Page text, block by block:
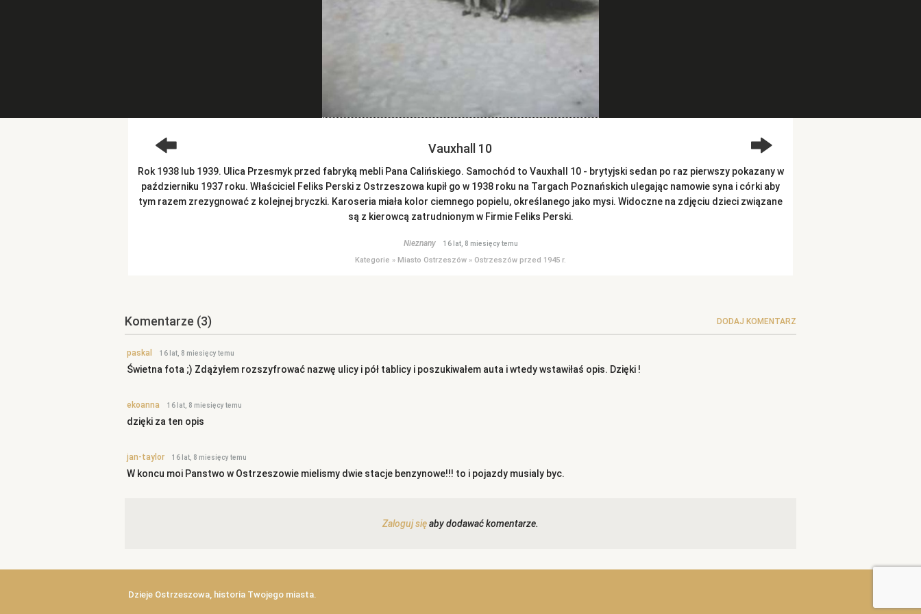
Vauxhall 10
Rok 1938 lub 1939. Ulica Przesmyk przed fabryką mebli Pana Calińskiego. Samochód to Vauxhall 10 - brytyjski sedan po raz pierwszy pokazany w
październiku 1937 roku. Właściciel Feliks Perski z Ostrzeszowa kupił go w 1938 roku na Targach Poznańskich ulegając namowie syna i córki aby
tym razem zrezygnować z kolejnej bryczki. Karoseria miała kolor ciemnego popielu, określanego jako mysi. Widoczne na zdjęciu dzieci związane
są z kierowcą zatrudnionym w Firmie Feliks Perski.
Nieznany 16 lat, 8 miesięcy temu
Kategorie » Miasto Ostrzeszów » Ostrzeszów przed 1945 r.
Komentarze (3) DODAJ KOMENTARZ
paskal 16 lat, 8 miesięcy temu
Świetna fota ;) Zdążyłem rozszyfrować nazwę ulicy i pół tablicy i poszukiwałem auta i wtedy wstawiłaś opis. Dzięki !
ekoanna 16 lat, 8 miesięcy temu
dzięki za ten opis
jan-taylor 16 lat, 8 miesięcy temu
W koncu moi Panstwo w Ostrzeszowie mielismy dwie stacje benzynowe!!! to i pojazdy musialy byc.
Zaloguj sięaby dodawać komentarze.
Dzieje Ostrzeszowa, historia Twojego miasta.